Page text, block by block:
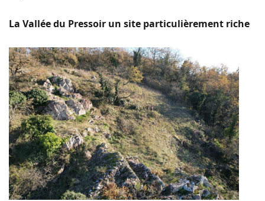
La Vallée du Pressoir un site particulièrement riche